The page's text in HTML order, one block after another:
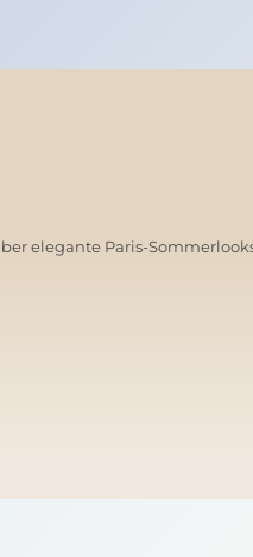
elegante Paris-